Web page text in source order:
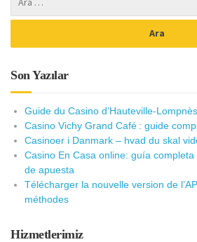
Son Yazılar
Guide du Casino d’Hauteville-Lompnès
Casino Vichy Grand Café : guide
Casinoer i Danmark – hvad du skal
Casino En Casa online: guía
de apuesta
Télécharger la nouvelle version de
méthodes
Hizmetlerimiz